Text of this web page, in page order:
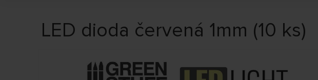
LED dioda červená 1mm (10 ks)